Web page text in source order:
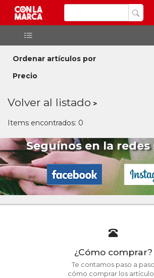
Ordenar artículos por
Precio
Volver al listado
Items encontrados: 0
Seguínos en la redes
¿Cómo comprar?
Te contamos paso a paso
cómo comprar los